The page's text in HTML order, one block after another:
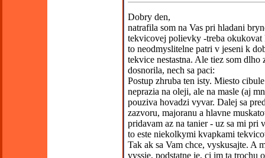
Dobry den,
natrafila som na Vas pri hladani
tekvicovej polievky -treba okukovat
to neodmyslitelne patri v jeseni k
tekvice nestastna. Ale tiez som
dosnorila, nech sa paci:
Postup zhruba ten isty. Miesto
neprazia na oleji, ale na masle (aj
pouziva hovadzi vyvar. Dalej sa
zazvoru, majoranu a hlavne
pridavam az na tanier - uz sa mi pri
to este niekolkymi kvapkami
Tak ak sa Vam chce, vyskusajte. A
vyssie, podstatne je, ci im ta trochu